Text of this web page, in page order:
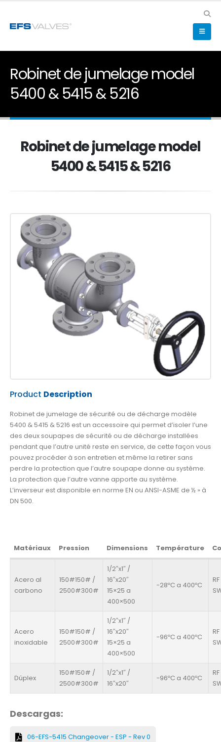
Robinet de jumelage model
5400 & 5415 & 5216
Robinet de jumelage model
5400 & 5415 & 5216
Product Description
Robinet de jumelage de sécurité ou de décharge modèle
5400 & 5415 & 5216 est un accessoire qui permet d’isoler l’une
des deux soupapes de sécurité ou de décharge installées
pendant que l’autre unité reste en service, de cette façon vous
pouvez procéder à son entretien et même la retirer sans
perdre la protection que l’autre soupape donne au système.
La protection que l’autre vanne apporte au système.
L’inverseur est disponible en norme EN ou ANSI-ASME de ½ » à
DN 500.
Matériaux Pression Dimensions Température
Acero al
carbono
150#150# /
2500#300#
1/2″x1″ /
16″x20″
15×25 a
400×500
-28ºC a 400ºC
Acero
inoxidable
150#150# /
2500#300#
1/2″x1″ /
16″x20″
15×25 a
400×500
-96ºC a 400ºC
Dúplex
150#150# /
2500#300#
1/2″x1″ /
16″x20″
-96ºC a 400ºC
Descargas:
06-EFS-5415 Changeover - ESP - Rev 0